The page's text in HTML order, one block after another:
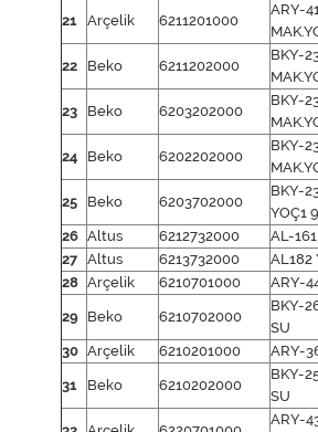
21 Arçelik 6211201000
ARY-
22 Beko 6211202000
BKY-
23 Beko 6203202000
BKY-
24 Beko 6202202000
BKY-
25 Beko 6203702000
BKY-
YOÇ1
26 Altus 6212732000
AL-
27 Altus 6213732000
AL182
28 Arçelik 6210701000 ARY-
29 Beko 6210702000
BKY-
SU
30 Arçelik 6210201000 ARY-
31 Beko 6210202000
BKY-
SU
ARY-